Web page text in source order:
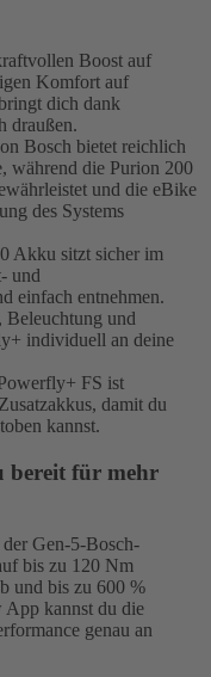
Boost auf
Komfort auf
dich dank
draußen.
Bosch bietet reichlich
während die Purion 200
und die eBike
des Systems
Akku sitzt sicher im
und
einfach entnehmen.
Beleuchtung und
individuell an deine
FS ist
damit du
kannst.
bereit für mehr
Gen-5-Bosch-
bis zu 120 Nm
und bis zu 600 %
kannst du die
genau an